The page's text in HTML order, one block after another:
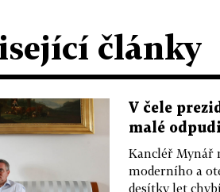
články
V čele
malé
Kancléř
moderního a
desítky let